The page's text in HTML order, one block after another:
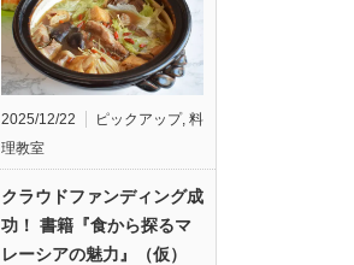
2025/12/22 ピックアップ, 料
理教室
クラウドファンディング成
功！ 書籍『食から探るマ
レーシアの魅力』（仮）